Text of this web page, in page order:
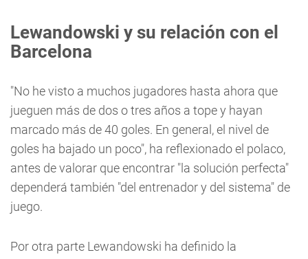
Lewandowski y su relación con el
Barcelona
"No he visto a muchos jugadores hasta ahora que
jueguen más de dos o tres años a tope y hayan
marcado más de 40 goles. En general, el nivel de
goles ha bajado un poco", ha reflexionado el polaco,
antes de valorar que encontrar "la solución perfecta"
dependerá también "del entrenador y del sistema" de
juego.
Por otra parte Lewandowski ha definido la